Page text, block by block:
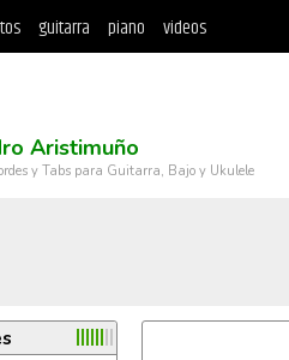
guitarra piano videos
Aristimuño
y Tabs para Guitarra, Bajo y Ukulele